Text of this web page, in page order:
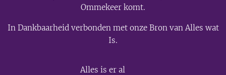
Ommekeer komt.
In Dankbaarheid verbonden met onze Bron van Alles wat
Is.
Alles is er al